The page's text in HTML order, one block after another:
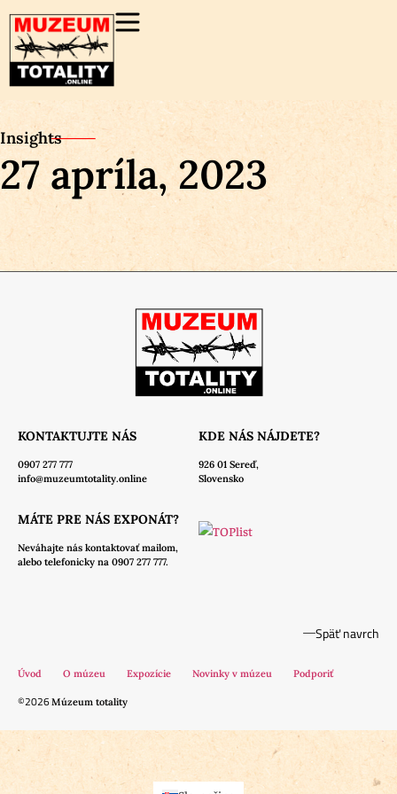
Insights
27 apríla, 2023
KONTAKTUJTE NÁS
0907 277 777
info@muzeumtotality.online
KDE NÁS NÁJDETE?
926 01 Sereď,
Slovensko
MÁTE PRE NÁS EXPONÁT?
Neváhajte nás kontaktovať mailom,
alebo telefonicky na 0907 277 777.
Späť navrch
Úvod O múzeu Expozície Novinky v múzeu Podporiť
©2026Múzeum totality